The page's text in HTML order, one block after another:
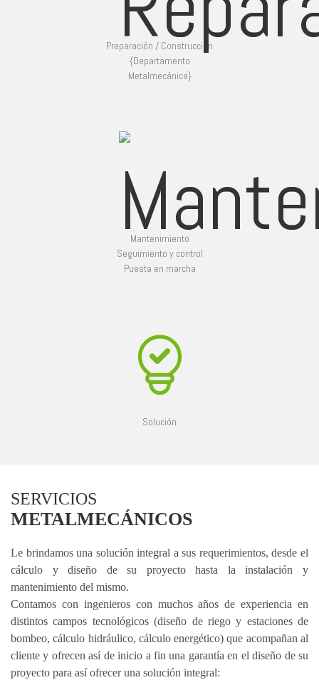
Preparación / Construcción
{Departamento
Metalmecánica}
Mantenimiento
Seguimiento y control
Puesta en marcha
Solución
SERVICIOS
METALMECÁNICOS
Le brindamos una solución integral a sus requerimientos, desde el
cálculo y diseño de su proyecto hasta la instalación y
mantenimiento del mismo.
Contamos con ingenieros con muchos años de experiencia en
distintos campos tecnológicos (diseño de riego y estaciones de
bombeo, cálculo hidráulico, cálculo energético) que acompañan al
cliente y ofrecen así de inicio a fin una garantía en el diseño de su
proyecto para así ofrecer una solución integral: